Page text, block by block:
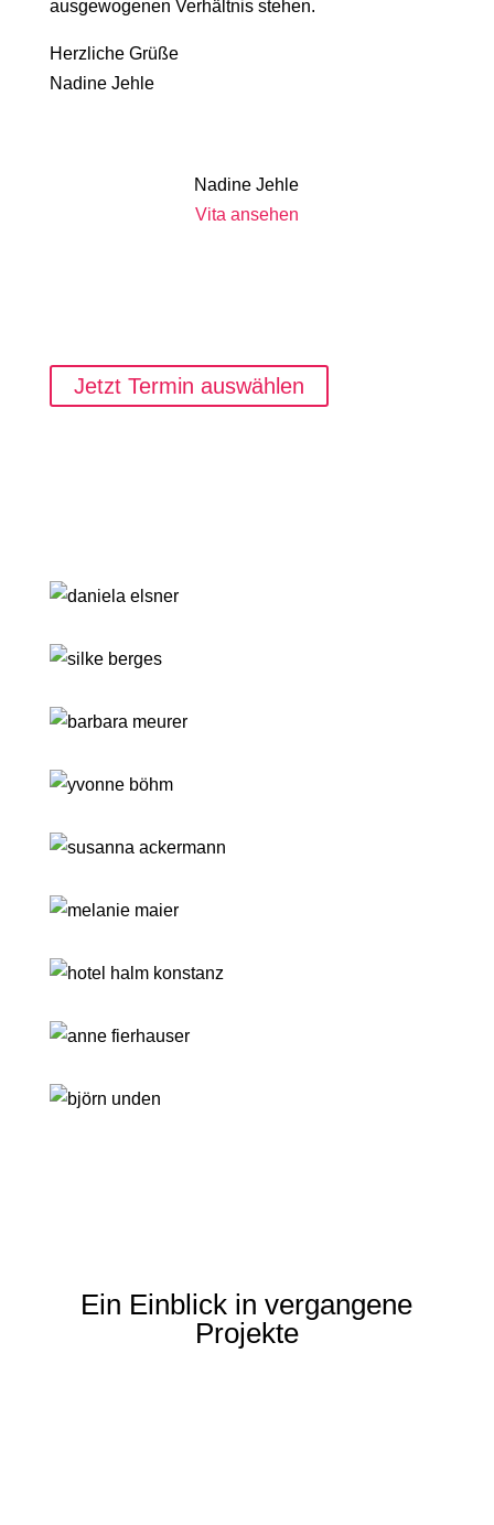
ausgewogenen Verhältnis stehen.
Herzliche Grüße
Nadine Jehle
Nadine Jehle
Vita ansehen
Jetzt Termin auswählen
Ein Einblick in vergangene
Projekte